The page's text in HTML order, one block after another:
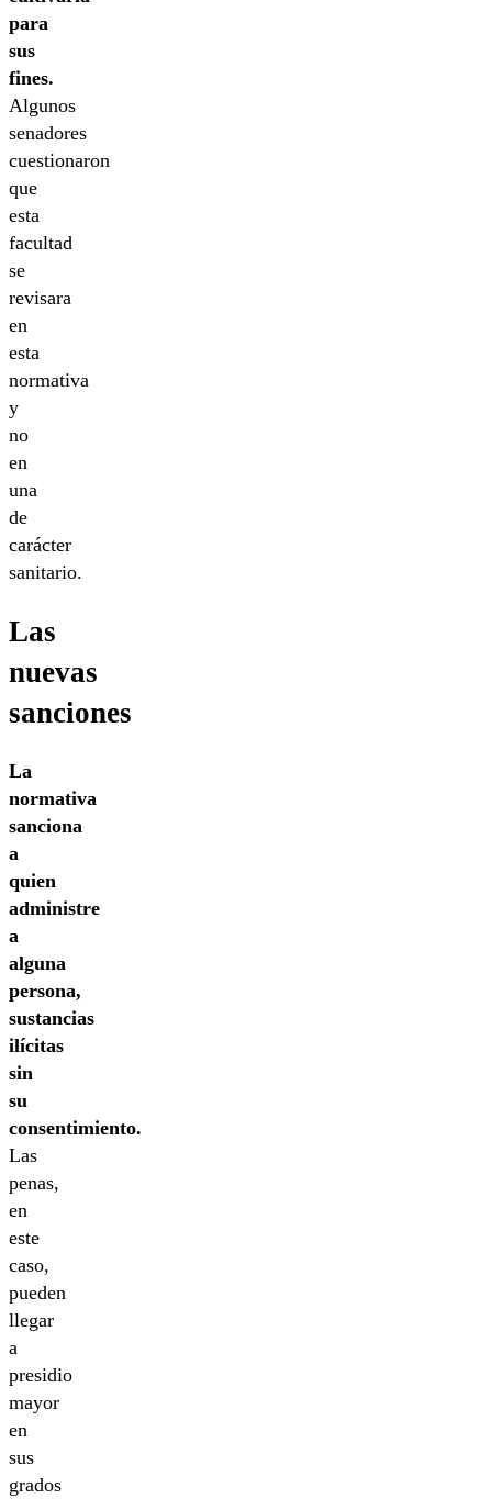
para
sus
fines.
Algunos
senadores
cuestionaron
que
esta
facultad
se
revisara
en
esta
normativa
y
no
en
una
de
carácter
sanitario.
Las
nuevas
sanciones
La
normativa
sanciona
a
quien
administre
a
alguna
persona,
sustancias
ilícitas
sin
su
consentimiento.
Las
penas,
en
este
caso,
pueden
llegar
a
presidio
mayor
en
sus
grados